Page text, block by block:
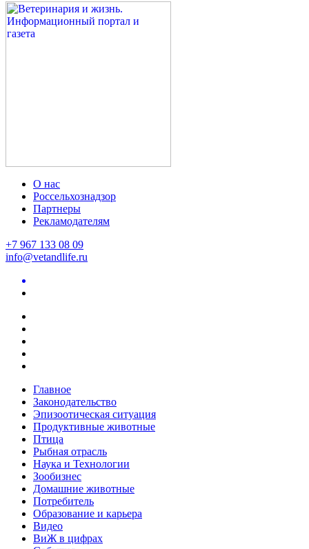
О нас
Россельхознадзор
Партнеры
Рекламодателям
+7 967 133 08 09
info@vetandlife.ru
Главное
Законодательство
Эпизоотическая ситуация
Продуктивные животные
Птица
Рыбная отрасль
Наука и Технологии
Зообизнес
Домашние животные
Потребитель
Образование и карьера
Видео
ВиЖ в цифрах